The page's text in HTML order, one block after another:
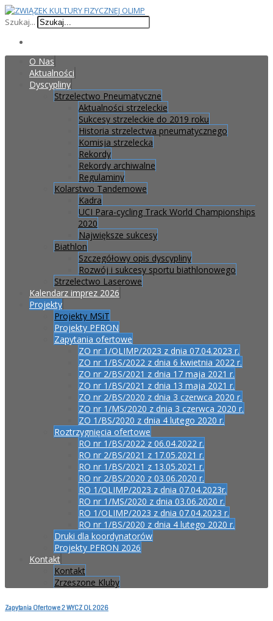
Szukaj...
O Nas
Aktualności
Dyscypliny
Strzelectwo Pneumatyczne
Aktualności strzeleckie
Sukcesy strzeleckie do 2019 roku
Historia strzelectwa pneumatycznego
Komisja strzelecka
Rekordy
Rekordy archiwalne
Regulaminy
Kolarstwo Tandemowe
Kadra
UCI Para-cycling Track World Championships
2020
Największe sukcesy
Biathlon
Szczegółowy opis dyscypliny
Rozwój i sukcesy sportu biathlonowego
Strzelectwo Laserowe
Kalendarz imprez 2026
Projekty
Projekty MSiT
Projekty PFRON
Zapytania ofertowe
ZO nr 1/OLIMP/2023 z dnia 07.04.2023 r.
ZO nr 1/BS/2022 z dnia 6 kwietnia 2022 r.
ZO nr 2/BS/2021 z dnia 17 maja 2021 r.
ZO nr 1/BS/2021 z dnia 13 maja 2021 r.
ZO nr 2/BS/2020 z dnia 3 czerwca 2020 r.
ZO nr 1/MS/2020 z dnia 3 czerwca 2020 r.
ZO 1/BS/2020 z dnia 4 lutego 2020 r.
Roztrzygnięcia ofertowe
RO nr 1/BS/2022 z 06.04.2022 r.
RO nr 2/BS/2021 z 17.05.2021 r.
RO nr 1/BS/2021 z 13.05.2021 r.
RO nr 2/BS/2020 z 03.06.2020 r.
RO 1/OLIMP/2023 z dnia 07.04.2023r.
RO nr 1/MS/2020 z dnia 03.06.2020 r.
RO 1/OLIMP/2023 z dnia 07.04.2023 r.
RO nr 1/BS/2020 z dnia 4 lutego 2020 r.
Druki dla koordynatorów
Projekty PFRON 2026
Kontakt
Kontakt
Zrzeszone Kluby
Zapytania Ofertowe 2 WYCZ OL 2026